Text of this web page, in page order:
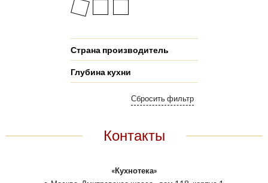
Страна производитель
Глубина кухни
Контакты
«Кухнотека»